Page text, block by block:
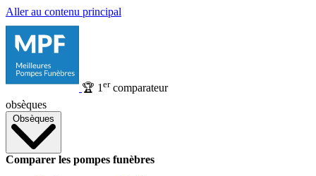
Aller au contenu principal
🏆 1 ercomparateur
obsèques
Obsèques
Comparer les pompes funèbres